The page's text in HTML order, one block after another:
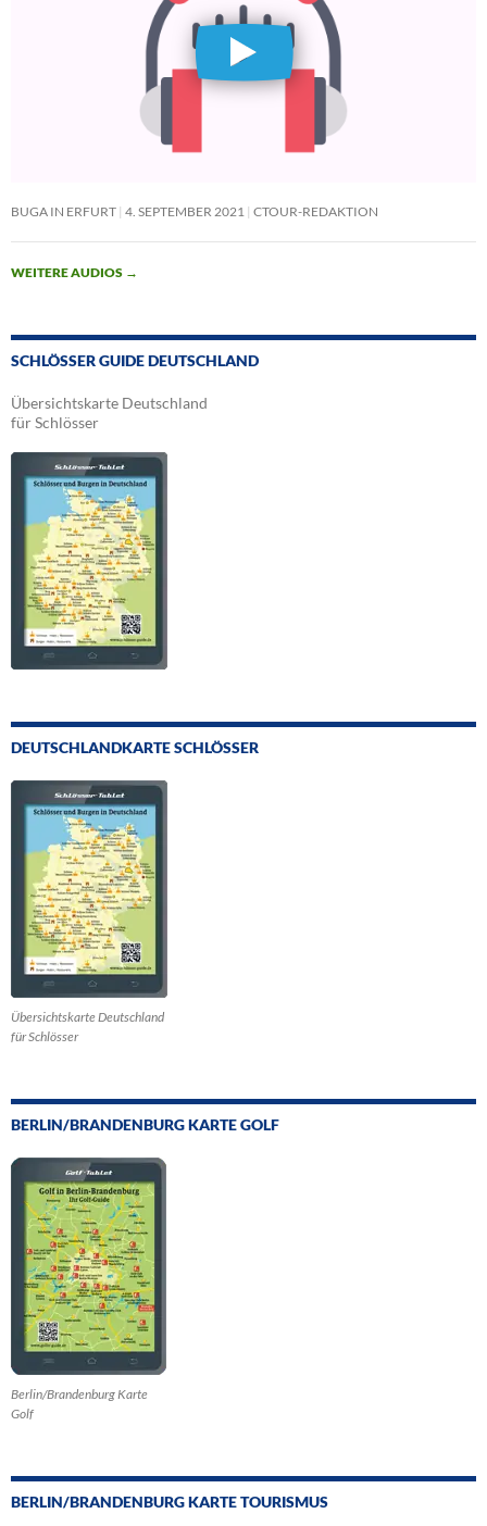
BUGA IN ERFURT 4. SEPTEMBER 2021 CTOUR-REDAKTION
WEITERE AUDIOS →
SCHLÖSSER GUIDE DEUTSCHLAND
Übersichtskarte Deutschland
für Schlösser
DEUTSCHLANDKARTE SCHLÖSSER
Übersichtskarte Deutschland
für Schlösser
BERLIN/BRANDENBURG KARTE GOLF
Berlin/Brandenburg Karte
Golf
BERLIN/BRANDENBURG KARTE TOURISMUS